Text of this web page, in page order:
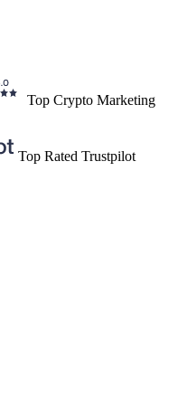
Top Crypto Marketing
Top Rated Trustpilot